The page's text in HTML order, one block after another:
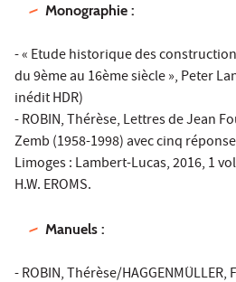
Monographie :
- « Etude historique des
du 9ème au 16ème siècle », Peter
inédit HDR)
- ROBIN, Thérèse, Lettres de Jean
Zemb (1958-1998) avec cinq
Limoges : Lambert-Lucas, 2016, 1
H.W. EROMS.
Manuels :
- ROBIN, Thérèse/